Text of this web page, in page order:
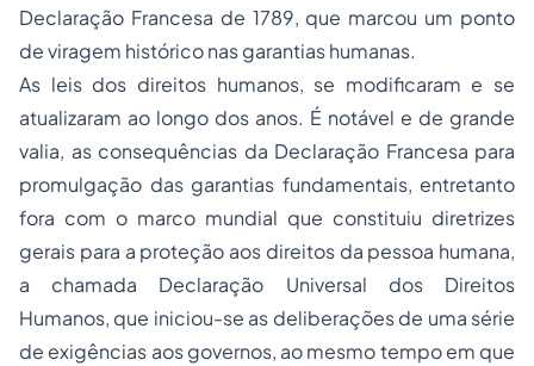
Declaração Francesa de 1789, que marcou um ponto
de viragem histórico nas garantias humanas.
As leis dos direitos humanos, se modificaram e se
atualizaram ao longo dos anos. É notável e de grande
valia, as consequências da Declaração Francesa para
promulgação das garantias fundamentais, entretanto
fora com o marco mundial que constituiu diretrizes
gerais para a proteção aos direitos da pessoa humana,
a chamada Declaração Universal dos Direitos
Humanos, que iniciou-se as deliberações de uma série
de exigências aos governos, ao mesmo tempo em que